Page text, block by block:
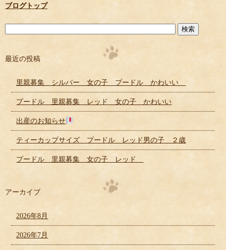
ブログトップ
最近の投稿
里親募集 シルバー 女の子 プードル かわいい
プードル 里親募集 レッド 女の子 かわいい
出産のお知らせ
ティーカップサイズ プードル レッド男の子 ２歳
プードル 里親募集 女の子 レッド
アーカイブ
2026年8月
2026年7月